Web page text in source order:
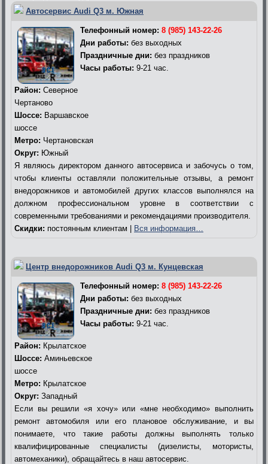
Автосервис Audi Q3 м. Южная
Телефонный номер: 8 (985) 143-22-26
Дни работы: без выходных
Праздничные дни: без праздников
Часы работы: 9-21 час.
Район: Северное
Чертаново
Шоссе: Варшавское
шоссе
Метро: Чертановская
Округ: Южный
Я являюсь директором данного автосервиса и забочусь о том,
чтобы клиенты оставляли положительные отзывы, а ремонт
внедорожников и автомобилей других классов выполнялся на
должном профессиональном уровне в соответствии с
современными требованиями и рекомендациями производителя.
Скидки: постоянным клиентам | Вся информация…
Центр внедорожников Audi Q3 м. Кунцевская
Телефонный номер: 8 (985) 143-22-26
Дни работы: без выходных
Праздничные дни: без праздников
Часы работы: 9-21 час.
Район: Крылатское
Шоссе: Аминьевское
шоссе
Метро: Крылатское
Округ: Западный
Если вы решили «я хочу» или «мне необходимо» выполнить
ремонт автомобиля или его плановое обслуживание, и вы
понимаете, что такие работы должны выполнять только
квалифицированные специалисты (дизелисты, мотористы,
автомеханики), обращайтесь в наш автосервис.